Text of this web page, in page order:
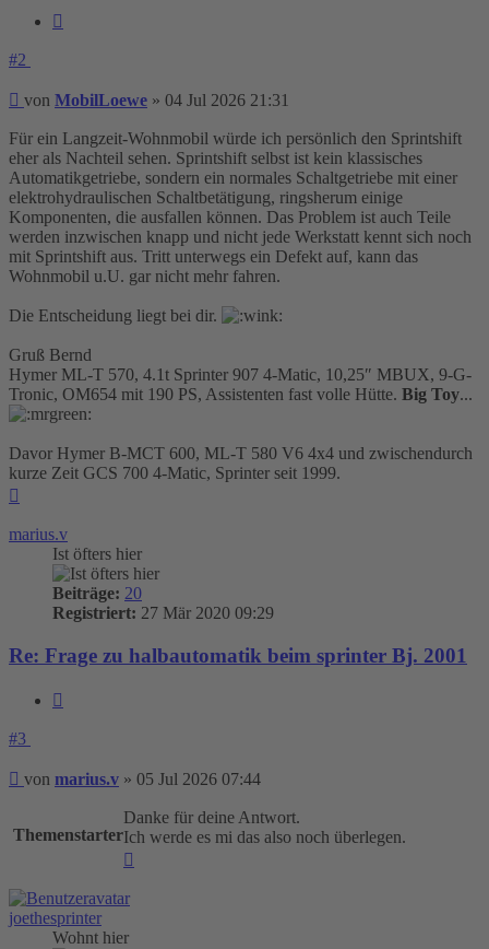
#2
Beitrag
von MobilLoewe » 04 Jul 2026 21:31
Für ein Langzeit-Wohnmobil würde ich persönlich den Sprintshift
eher als Nachteil sehen. Sprintshift selbst ist kein klassisches
Automatikgetriebe, sondern ein normales Schaltgetriebe mit einer
elektrohydraulischen Schaltbetätigung, ringsherum einige
Komponenten, die ausfallen können. Das Problem ist auch Teile
werden inzwischen knapp und nicht jede Werkstatt kennt sich noch
mit Sprintshift aus. Tritt unterwegs ein Defekt auf, kann das
Wohnmobil u.U. gar nicht mehr fahren.
Die Entscheidung liegt bei dir.
Gruß Bernd
Hymer ML-T 570, 4.1t Sprinter 907 4-Matic, 10,25″ MBUX, 9-G-
Tronic, OM654 mit 190 PS, Assistenten fast volle Hütte. Big Toy...
Davor Hymer B-MCT 600, ML-T 580 V6 4x4 und zwischendurch
kurze Zeit GCS 700 4-Matic, Sprinter seit 1999.
marius.v
Ist öfters hier
Beiträge: 20
Registriert: 27 Mär 2020 09:29
Re: Frage zu halbautomatik beim sprinter Bj. 2001
#3
Beitrag
von marius.v » 05 Jul 2026 07:44
Themenstarter
Danke für deine Antwort.
Ich werde es mi das also noch überlegen.
joethesprinter
Wohnt hier